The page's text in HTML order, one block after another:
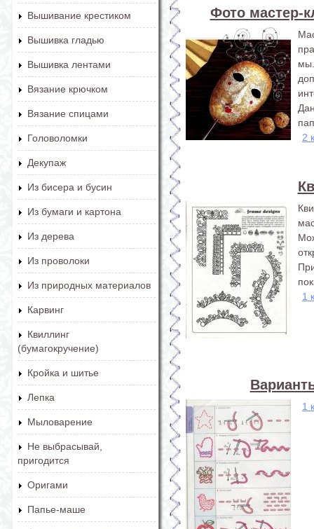
Вышивание крестиком
Вышивка гладью
Вышивка лентами
Вязание крючком
Вязание спицами
Головоломки
Декупаж
Из бисера и бусин
Из бумаги и картона
Из дерева
Из проволоки
Из природных материалов
Карвинг
Квиллинг
(бумагокручение)
Кройка и шитье
Лепка
Мыловарение
Не выбрасывай,
пригодится
Оригами
Папье-маше
Фото мастер-
2
1
1